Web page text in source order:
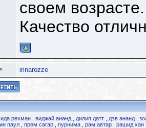
своем возрасте.
Качество
irinarozze
рехман виджай ананд дилип датт дэв ананд
паул прем сагар пурнима рам автар рашид хан